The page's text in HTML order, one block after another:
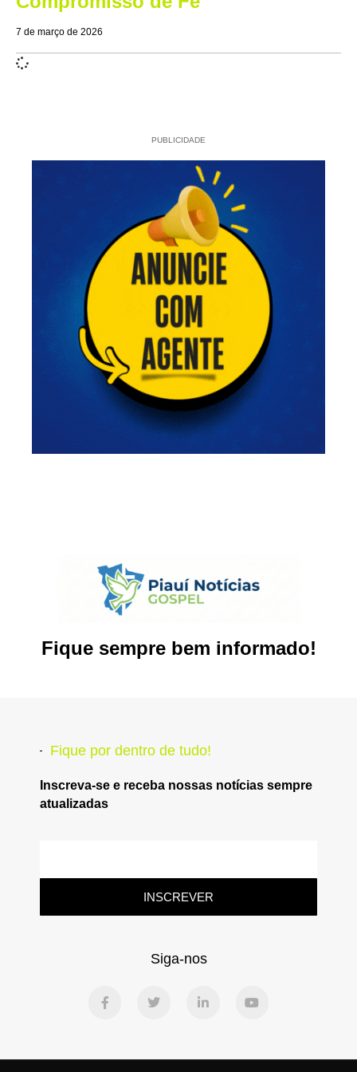
7 de março de 2026
PUBLICIDADE
Fique sempre bem informado!
Fique por dentro de tudo!
Inscreva-se e receba nossas notícias sempre
atualizadas
INSCREVER
Siga-nos